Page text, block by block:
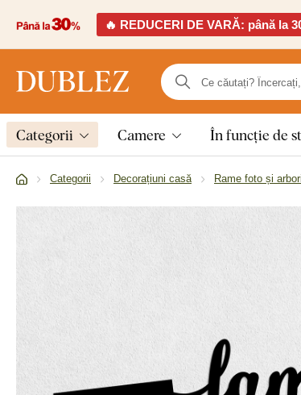
🔥 REDUCERI DE VARĂ: până la
Categorii Camere În funcție de
Categorii Decorațiuni casă Rame foto și